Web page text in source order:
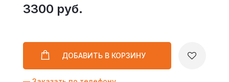
3300 руб.
ДОБАВИТЬ В КОРЗИНУ